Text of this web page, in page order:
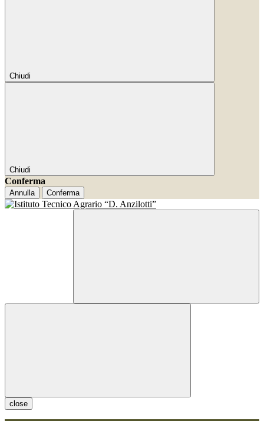
Chiudi
Chiudi
Conferma
Annulla Conferma
close